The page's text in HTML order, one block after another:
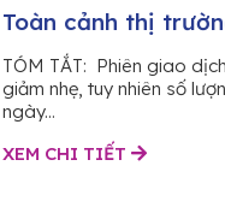
Toàn cảnh thị
TÓM TẮT: Phiên giao
giảm nhẹ, tuy nhiên số
ngày...
XEM CHI TIẾT